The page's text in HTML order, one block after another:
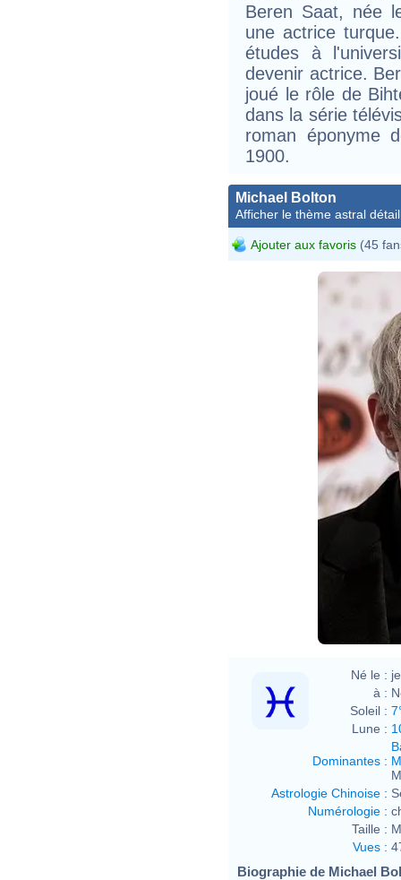
Beren Saat, née
une actrice
études à
devenir actrice.
joué le rôle de
dans la série
roman éponyme
1900.
Michael Bolton
Afficher le thème astral
Ajouter aux favoris (45
Né le :
à :
Soleil :
Lune :
Dominantes :
Astrologie Chinoise :
Numérologie :
Taille :
Vues :
Biographie de Michael